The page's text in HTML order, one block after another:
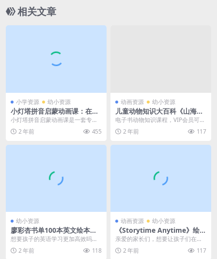
相关文章
小学资源 幼小资源
小灯塔拼音启蒙动画课：在游
戏中成为拼音小达人 幼小衔接
盘下载
小灯塔拼音启蒙动画课是一套专为
幼小衔接阶段的孩子们设计的拼音
学习课程，旨在通过游...
2 年前 455
动画资源 幼小资源
儿童动物知识大百科《山海经
里的博物学》全6册电子书 百
电子书动物知识课程，VIP会员可通
过网盘转存下载或者在线播放。本
课程共49M，包...
2 年前 117
幼小资源
廖彩杏书单100本英文绘本资
源包：PDF+音频+视频+52周
计划-百度网盘下载
想要孩子的英语学习更加高效吗？
廖彩杏书单为你提供了一个完美的
解决方案。这个资源包...
2 年前 118
动画资源 幼小资源
《Storytime Anytime》绘本
故事大全：269集高清1080P
视频+英文字幕+MP3音频，百
度网盘一键下载！
亲爱的家长们，想要让孩子们在任
何时间都能享受到阅读的乐趣吗？
《Storytime...
2 年前 117